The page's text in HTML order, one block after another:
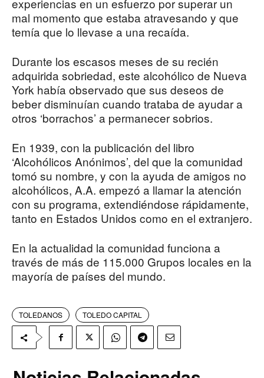
experiencias en un esfuerzo por superar un
mal momento que estaba atravesando y que
temía que lo llevase a una recaída.
Durante los escasos meses de su recién
adquirida sobriedad, este alcohólico de Nueva
York había observado que sus deseos de
beber disminuían cuando trataba de ayudar a
otros ‘borrachos’ a permanecer sobrios.
En 1939, con la publicación del libro
‘Alcohólicos Anónimos’, del que la comunidad
tomó su nombre, y con la ayuda de amigos no
alcohólicos, A.A. empezó a llamar la atención
con su programa, extendiéndose rápidamente,
tanto en Estados Unidos como en el extranjero.
En la actualidad la comunidad funciona a
través de más de 115.000 Grupos locales en la
mayoría de países del mundo.
TOLEDANOS TOLEDO CAPITAL